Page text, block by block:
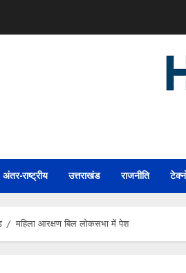
अंतर-राष्ट्रीय उत्तराखंड राजनीति
महिला आरक्षण बिल लोकसभा में पेश